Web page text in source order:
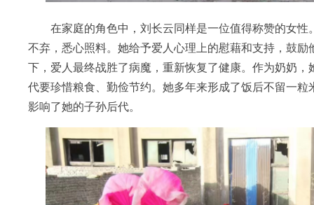
在家庭的角色中，刘长云同样是一位值得称赞的女性
不弃，悉心照料。她给予爱人心理上的慰藉和支持，鼓
下，爱人最终战胜了病魔，重新恢复了健康。作为奶奶
代要珍惜粮食、勤俭节约。她多年来形成了饭后不留一
影响了她的子孙后代。